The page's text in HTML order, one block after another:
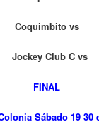
Coquimbito vs
Jockey Club C vs
FINAL
Sábado 19 30